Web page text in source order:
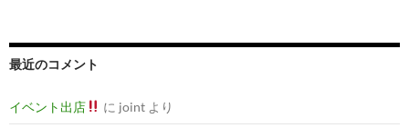
最近のコメント
イベント出店 に jointより